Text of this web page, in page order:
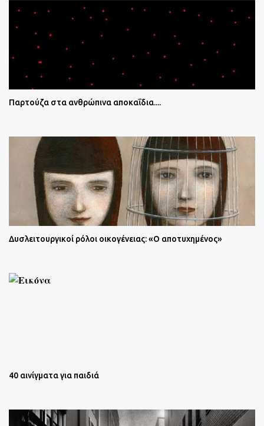
Παρτούζα στα ανθρώπινα αποκαΐδια....
Δυσλειτουργικοί ρόλοι οικογένειας: «Ο αποτυχημένος»
40 αινίγματα για παιδιά